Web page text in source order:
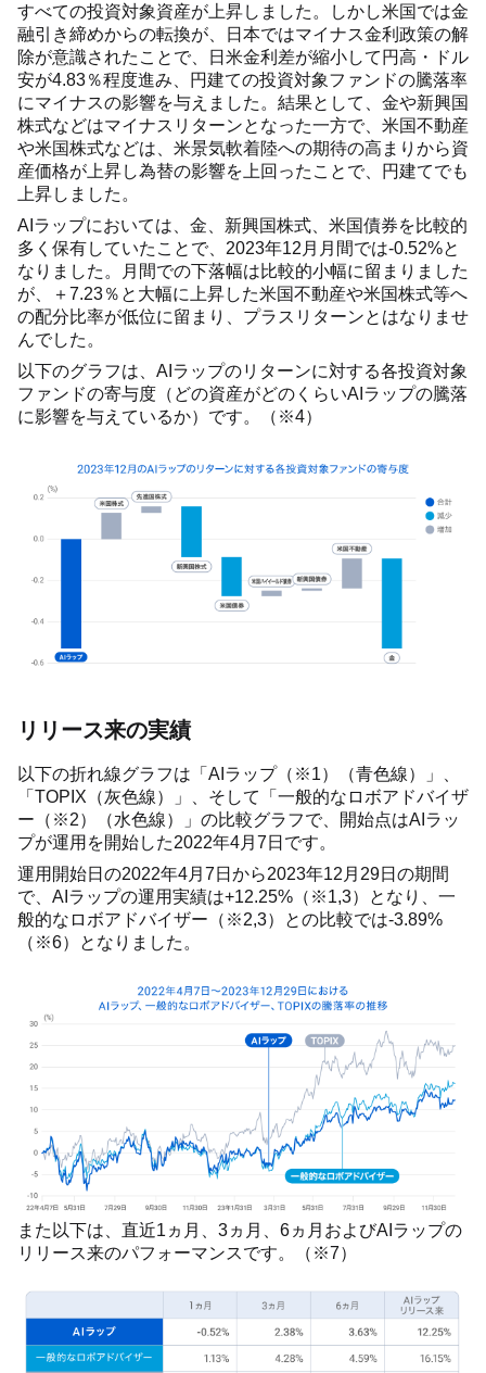
すべての投資対象資産が上昇しました。しかし米国では金
融引き締めからの転換が、日本ではマイナス金利政策の解
除が意識されたことで、日米金利差が縮小して円高・ドル
安が4.83％程度進み、円建ての投資対象ファンドの騰落率
にマイナスの影響を与えました。結果として、金や新興国
株式などはマイナスリターンとなった一方で、米国不動産
や米国株式などは、米景気軟着陸への期待の高まりから資
産価格が上昇し為替の影響を上回ったことで、円建てでも
上昇しました。
AIラップにおいては、金、新興国株式、米国債券を比較的
多く保有していたことで、2023年12月月間では-0.52%と
なりました。月間での下落幅は比較的小幅に留まりました
が、＋7.23％と大幅に上昇した米国不動産や米国株式等へ
の配分比率が低位に留まり、プラスリターンとはなりませ
んでした。
以下のグラフは、AIラップのリターンに対する各投資対象
ファンドの寄与度（どの資産がどのくらいAIラップの騰落
に影響を与えているか）です。（※4）
リリース来の実績
以下の折れ線グラフは「AIラップ（※1）（青色線）」、
「TOPIX（灰色線）」、そして「一般的なロボアドバイザ
ー（※2）（水色線）」の比較グラフで、開始点はAIラッ
プが運用を開始した2022年4月7日です。
運用開始日の2022年4月7日から2023年12月29日の期間
で、AIラップの運用実績は+12.25%（※1,3）となり、一
般的なロボアドバイザー（※2,3）との比較では-3.89%
（※6）となりました。
また以下は、直近1ヵ月、3ヵ月、6ヵ月およびAIラップの
リリース来のパフォーマンスです。（※7）